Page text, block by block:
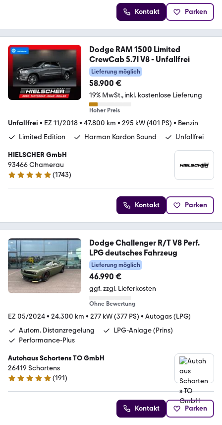
Kontakt Parken
Dodge RAM 1500 Limited
CrewCab 5.7l V8 - Unfallfrei
Lieferung möglich
58.900 €
19% MwSt. inkl. kostenlose Lieferung
Hoher Preis
Unfallfrei • EZ 11/2018• 47.800 km • 295 kW (401 PS) • Benzin
Limited Edition
Harman Kardon Sound Unfallfrei
HIELSCHER GmbH
93466 Chamerau
4.9 Sterne
(1743)
Kontakt Parken
Dodge Challenger R/T V8 Perf.
LPG deutsches Fahrzeug
Lieferung möglich
46.990 €
ggf. zzgl. Lieferkosten
Ohne Bewertung
EZ 05/2024• 24.300 km • 277 kW (377 PS) • Autogas (LPG)
Autom. Distanzregelung
LPG-Anlage (Prins)
Performance-Plus
Autohaus Schortens TO GmbH
26419 Schortens
5 Sterne
(191)
Kontakt Parken